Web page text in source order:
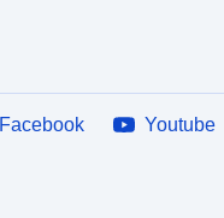
Facebook
Youtube